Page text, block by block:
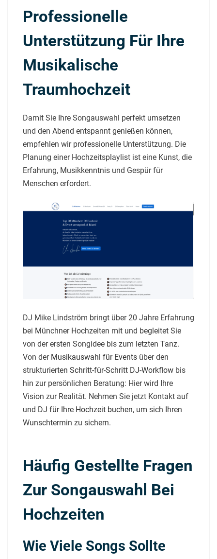
Professionelle
Unterstützung Für Ihre
Musikalische
Traumhochzeit
Damit Sie Ihre Songauswahl perfekt umsetzen
und den Abend entspannt genießen können,
empfehlen wir professionelle Unterstützung. Die
Planung einer Hochzeitsplaylist ist eine Kunst, die
Erfahrung, Musikkenntnis und Gespür für
Menschen erfordert.
DJ Mike Lindström bringt über 20 Jahre Erfahrung
bei Münchner Hochzeiten mit und begleitet Sie
von der ersten Songidee bis zum letzten Tanz.
Von der Musikauswahl für Events über den
strukturierten Schritt-für-Schritt DJ-Workflow bis
hin zur persönlichen Beratung: Hier wird Ihre
Vision zur Realität. Nehmen Sie jetzt Kontakt auf
und DJ für Ihre Hochzeit buchen, um sich Ihren
Wunschtermin zu sichern.
Häufig Gestellte Fragen
Zur Songauswahl Bei
Hochzeiten
Wie Viele Songs Sollte